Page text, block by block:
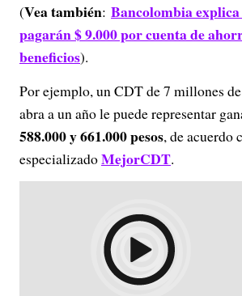
(Vea también: Bancolombia
pagarán $ 9.000 por cuenta de
beneficios).
Por ejemplo, un CDT de 7 millones de
abra a un año le puede representar
588.000 y 661.000 pesos, de acuerdo
especializadoMejorCDT.